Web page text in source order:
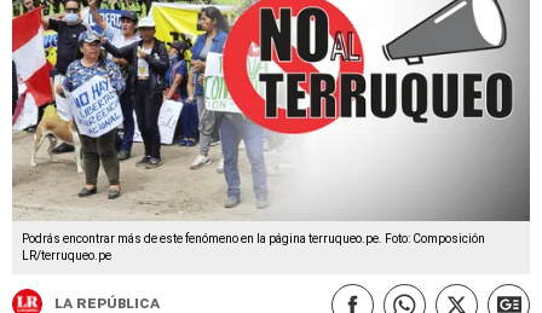
Podrás encontrar más de este fenómeno en la página terruqueo.pe. Foto: Composición
LR/terruqueo.pe
La República